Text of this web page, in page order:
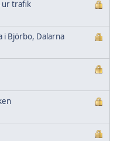
ur trafik
i Björbo, Dalarna